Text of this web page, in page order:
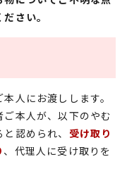
さい。
人にお渡しします。
本人が、以下のやむ
認められ、 受け取り
、代理人に受け取りを